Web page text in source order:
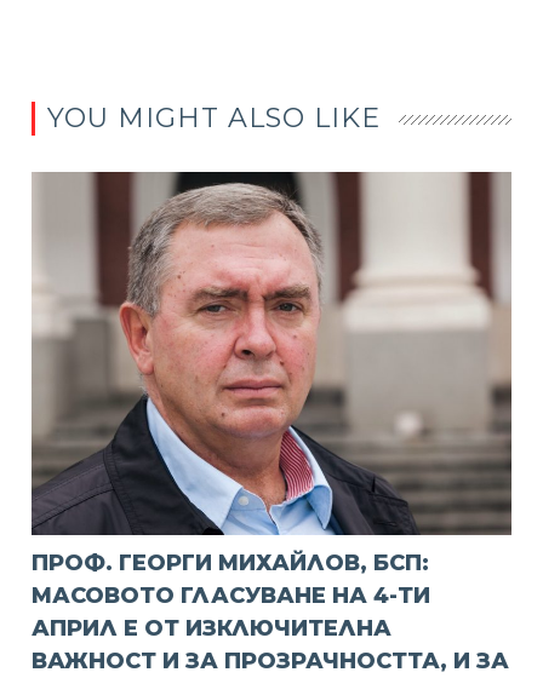
YOU MIGHT ALSO LIKE
ПРОФ. ГЕОРГИ МИХАЙЛОВ, БСП:
МАСОВОТО ГЛАСУВАНЕ НА 4-ТИ
АПРИЛ Е ОТ ИЗКЛЮЧИТЕЛНА
ВАЖНОСТ И ЗА ПРОЗРАЧНОСТТА, И ЗА